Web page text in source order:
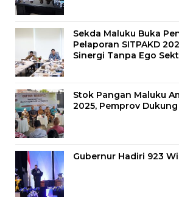
Sekda Maluku Buka
Pelaporan SITPAKD
Sinergi Tanpa Ego
Stok Pangan Maluku
2025, Pemprov Dukung
Gubernur Hadiri 923